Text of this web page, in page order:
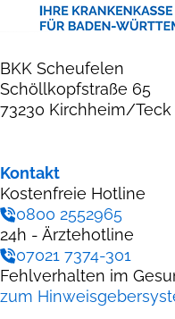
BKK Scheufelen
Schöllkopfstraße 65
73230 Kirchheim/Teck
Kontakt
Kostenfreie Hotline
0800 2552965
24h - Ärztehotline
07021 7374-301
Fehlverhalten im
zum